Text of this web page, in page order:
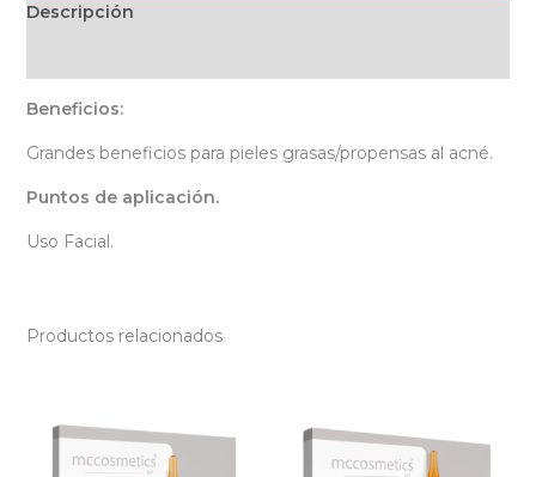
Descripción
Beneficios:
Grandes beneficios para pieles grasas/propensas al acné.
Puntos de aplicación.
Uso Facial.
Productos relacionados